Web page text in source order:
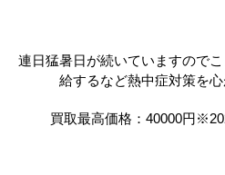
連日猛暑日が続いていますので
給するなど熱中症対策を心
買取最高価格：40000円